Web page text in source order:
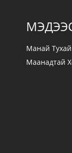
Манай Тухай
Маанадтай